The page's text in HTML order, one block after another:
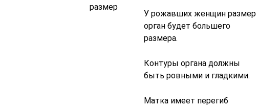
размер
У рожавших женщин размер
орган будет большего
размера.
Контуры органа должны
быть ровными и гладкими.
Матка имеет перегиб